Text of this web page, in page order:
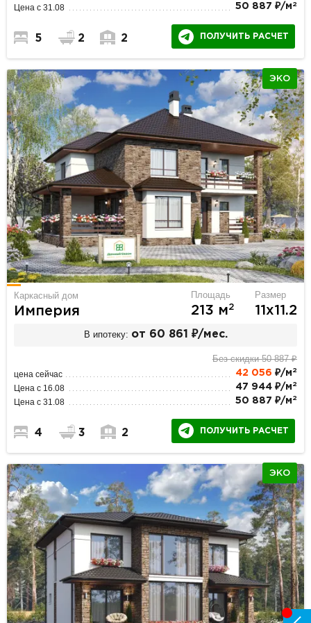
Цена с 31.08 50 887 ₽/м 2
5 2 2 ПОЛУЧИТЬ РАСЧЕТ
ЭКО
Каркасный дом
Империя
Площадь
213 м2
Размер
11х11.2
В ипотеку: от 60 861 ₽/мес.
Без скидки 50 887 ₽
цена сейчас 42 056 ₽/м 2
Цена с 16.08 47 944 ₽/м 2
Цена с 31.08 50 887 ₽/м 2
4 3 2 ПОЛУЧИТЬ РАСЧЕТ
ЭКО